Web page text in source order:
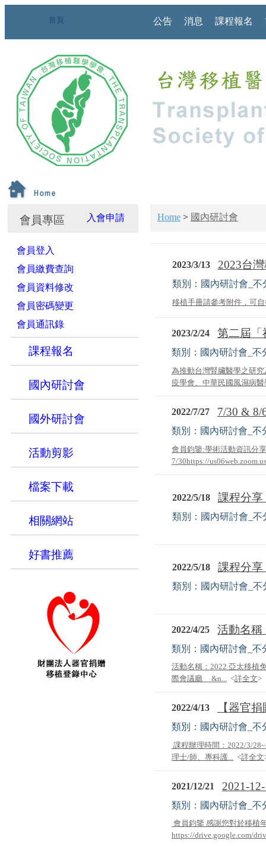
首頁 公告 消息 課程報名
會員專區 入會申請
會員登入
會員繳費查詢
會員資料修改
會員密碼變更
會員通訊錄
課程報名
國內研討會
國外研討會
活動剪影
檔案下載
相關網站
好書推薦
Home > 國內研討會
2023/3/13 2023台
類別：國內研討會_不
移植手冊請參考附件，可
2023/2/24 第二屆「
類別：國內研討會_不
為推動台灣腎臟醫學之研
疫學會、中華民國風濕病
2022/7/27 7/30 & 8/
類別：國內研討會_不
會員鈞鑒:學術活動資訊分
7/30https://
2022/5/18 課程分享
類別：國內研討會_不
2022/5/18 課程分享
類別：國內研討會_不
2022/4/25 活動名稱
類別：國內研討會_不
活動名稱：2022 亞太移植
際會議廳 &n... <詳全文>
2022/4/13 【器官
類別：國內研討會_不
課程辦理時間：2022/3/
理士/師、專科護... <詳全文
2021/12/21 2021-
類別：國內研討會_不
會員鈞鑒 感謝您對於移植
https://drive.google.com/